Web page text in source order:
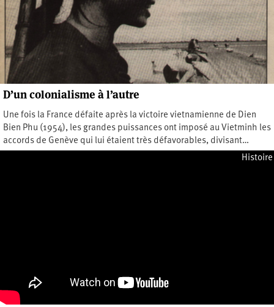
D’un colonialisme à l’autre
Une fois la France défaite après la victoire vietnamienne de Dien
Bien Phu (1954), les grandes puissances ont imposé au Vietminh les
accords de Genève qui lui étaient très défavorables, divisant…
Mercredi 23 avril 2025
Histoire